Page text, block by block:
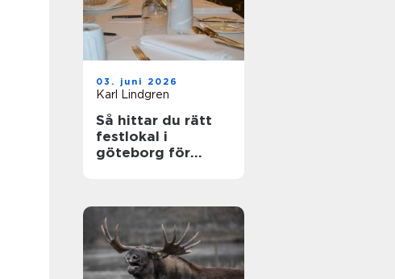
03. juni 2026
Karl Lindgren
Så hittar du rätt
festlokal i
göteborg för